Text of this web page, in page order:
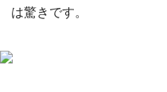
は驚きです。